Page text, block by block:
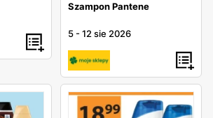
Szampon Pantene
5 -12 sie 2026